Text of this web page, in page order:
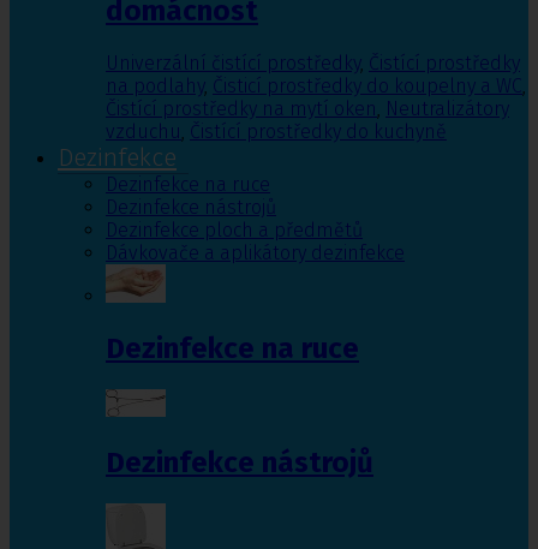
domácnost
Univerzální čistící prostředky, Čistící prostředky
na podlahy, Čisticí prostředky do koupelny a WC,
Čistící prostředky na mytí oken, Neutralizátory
vzduchu, Čistící prostředky do kuchyně
Dezinfekce
Dezinfekce na ruce
Dezinfekce nástrojů
Dezinfekce ploch a předmětů
Dávkovače a aplikátory dezinfekce
Dezinfekce na ruce
Dezinfekce nástrojů